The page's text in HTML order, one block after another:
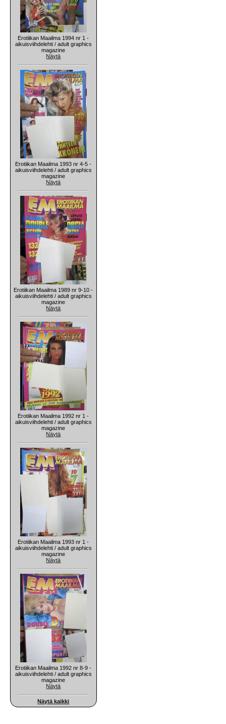
Erotiikan Maailma 1994 nr 1 -
aikuisviihdelehti / adult graphics
magazine
Näytä
Erotiikan Maailma 1993 nr 4-5 -
aikuisviihdelehti / adult graphics
magazine
Näytä
Erotiikan Maailma 1989 nr 9-10 -
aikuisviihdelehti / adult graphics
magazine
Näytä
Erotiikan Maailma 1992 nr 1 -
aikuisviihdelehti / adult graphics
magazine
Näytä
Erotiikan Maailma 1993 nr 1 -
aikuisviihdelehti / adult graphics
magazine
Näytä
Erotiikan Maailma 1992 nr 8-9 -
aikuisviihdelehti / adult graphics
magazine
Näytä
Näytä kaikki